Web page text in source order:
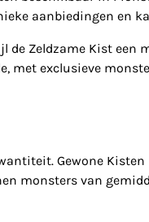
aanbiedingen en
de Zeldzame Kist een
met exclusieve
Gewone
monsters van